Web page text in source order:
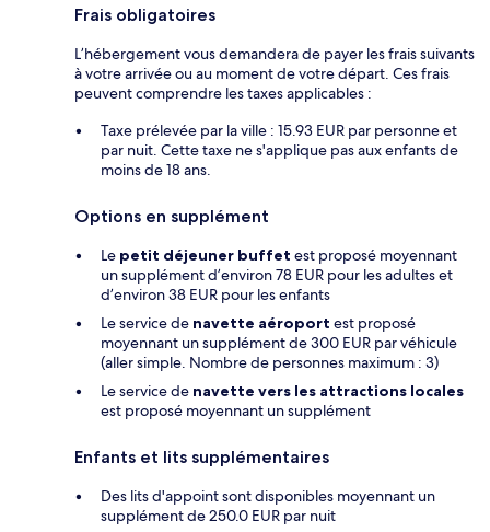
Frais obligatoires
L’hébergement vous demandera de payer les frais suivants
à votre arrivée ou au moment de votre départ. Ces frais
peuvent comprendre les taxes applicables :
Taxe prélevée par la ville : 15.93 EUR par personne et
par nuit. Cette taxe ne s'applique pas aux enfants de
moins de 18 ans.
Options en supplément
Le petit déjeuner buffet est proposé moyennant
un supplément d’environ 78 EUR pour les adultes et
d’environ 38 EUR pour les enfants
Le service de navette aéroport est proposé
moyennant un supplément de 300 EUR par véhicule
(aller simple. Nombre de personnes maximum : 3)
Le service de navette vers les attractions locales
est proposé moyennant un supplément
Enfants et lits supplémentaires
Des lits d'appoint sont disponibles moyennant un
supplément de 250.0 EUR par nuit